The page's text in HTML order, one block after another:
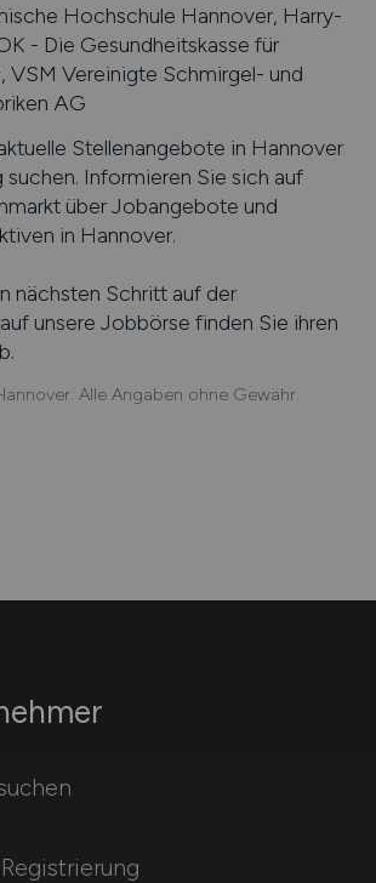
Hochschule Hannover, Harry-
- Die Gesundheitskasse für
VSM Vereinigte Schmirgel- und
AG
Stellenangebote in Hannover
suchen. Informieren Sie sich auf
über Jobangebote und
in Hannover.
nächsten Schritt auf der
unsere Jobbörse finden Sie ihren
Alle Angaben ohne Gewähr.